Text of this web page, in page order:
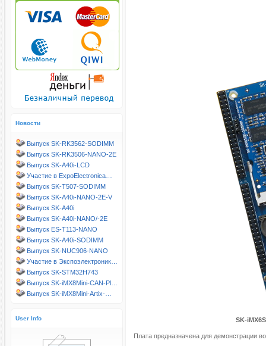
Новости
Выпуск SK-RK3562-SODIMM
Выпуск SK-RK3506-NANO-2E
Выпуск SK-A40i-LCD
Участие в ExpoElectronica…
Выпуск SK-T507-SODIMM
Выпуск SK-A40i-NANO-2E-V
Выпуск SK-A40i
Выпуск SK-A40i-NANO/-2E
Выпуск ES-T113-NANO
Выпуск SK-A40i-SODIMM
Выпуск SK-NUC906-NANO
Участие в Экспоэлектроник…
Выпуск SK-STM32H743
Выпуск SK-iMX8Mini-CAN-Pl…
Выпуск SK-iMX8Mini-Artix-…
User Info SK-
Плата предназначена для демонстрации